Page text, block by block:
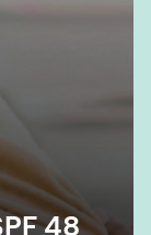
48